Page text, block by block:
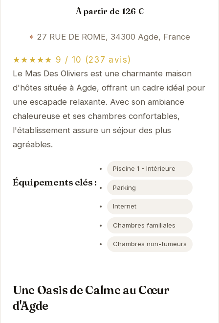
À partir de 126 €
27 RUE DE ROME, 34300 Agde, France
★★★★★ 9 / 10 (237 avis)
Le Mas Des Oliviers est une charmante maison
d'hôtes située à Agde, offrant un cadre idéal pour
une escapade relaxante. Avec son ambiance
chaleureuse et ses chambres confortables,
l'établissement assure un séjour des plus
agréables.
Équipements clés :
Piscine 1 - Intérieure
Parking
Internet
Chambres familiales
Chambres non-fumeurs
Une Oasis de Calme au Cœur
d'Agde